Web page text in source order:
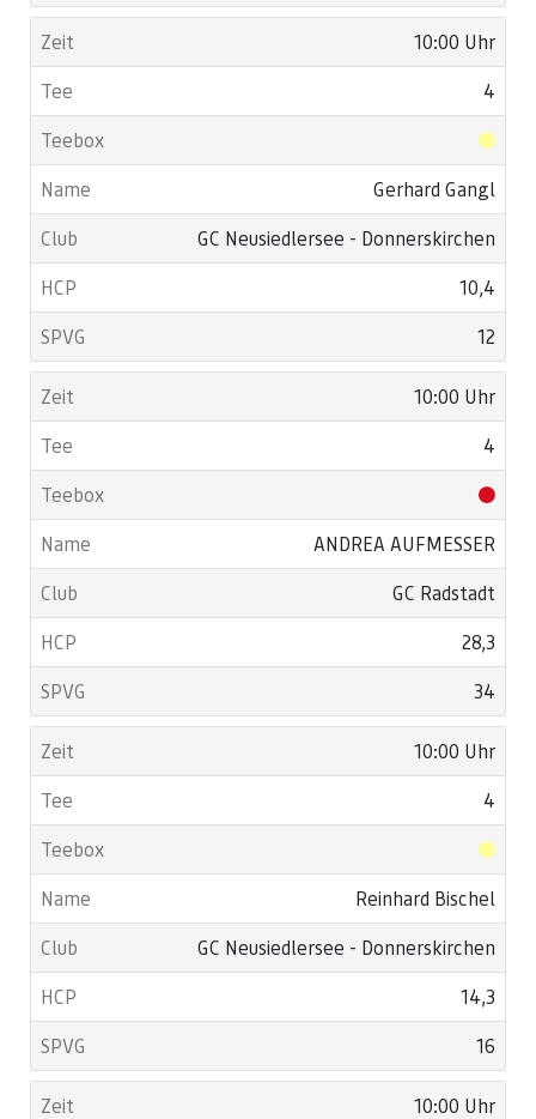
10:00 Uhr
4
Gerhard Gangl
GC Neusiedlersee - Donnerskirchen
10,4
12
10:00 Uhr
4
ANDREA AUFMESSER
GC Radstadt
28,3
34
10:00 Uhr
4
Reinhard Bischel
GC Neusiedlersee - Donnerskirchen
14,3
16
10:00 Uhr